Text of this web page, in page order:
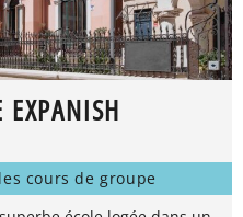
EXPANISH
cours de groupe